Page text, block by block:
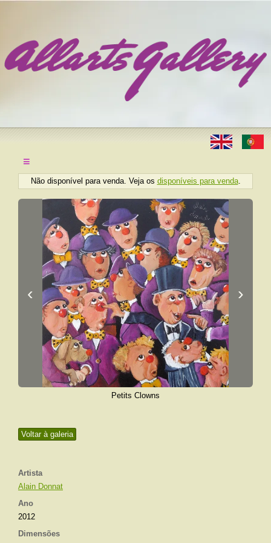
≡
Voltar à galeria
Artista
Alain Donnat
Ano
2012
Dimensões
Não disponível para venda. Veja os disponíveis para venda.
‹ ›
Petits Clowns